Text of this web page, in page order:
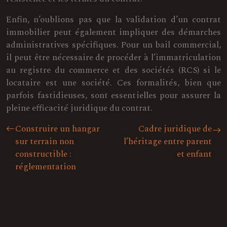
Enfin, n’oublions pas que la validation d’un contrat
immobilier peut également impliquer des démarches
administratives spécifiques. Pour un bail commercial,
il peut être nécessaire de procéder à l’immatriculation
au registre du commerce et des sociétés (RCS) si le
locataire est une société. Ces formalités, bien que
parfois fastidieuses, sont essentielles pour assurer la
pleine efficacité juridique du contrat.
Construire un hangar
sur terrain non
constructible :
réglementation
Cadre juridique de
l’héritage entre parent
et enfant